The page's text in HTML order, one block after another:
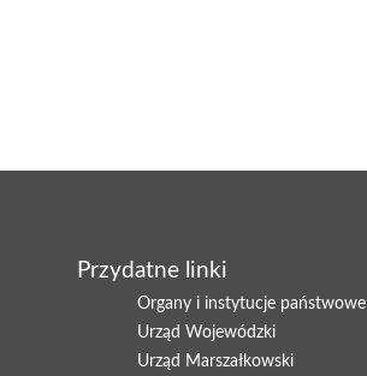
Przydatne linki
Organy i instytucje państwowe
Urząd Wojewódzki
Urząd Marszałkowski